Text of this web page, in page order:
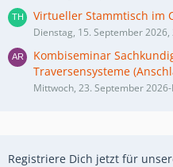
Virtueller Stammtisch im
Dienstag, 15. September 2026,
Kombiseminar
Traversensysteme
Mittwoch, 23. September
Registriere Dich jetzt für